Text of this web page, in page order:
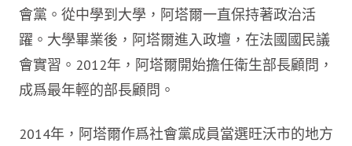
會黨。從中學到大學，阿塔爾一直保持著政治活
躍。大學畢業後，阿塔爾進入政壇，在法國國民議
會實習。2012年，阿塔爾開始擔任衛生部長顧問，
成爲最年輕的部長顧問。
2014年，阿塔爾作爲社會黨成員當選旺沃市的地方